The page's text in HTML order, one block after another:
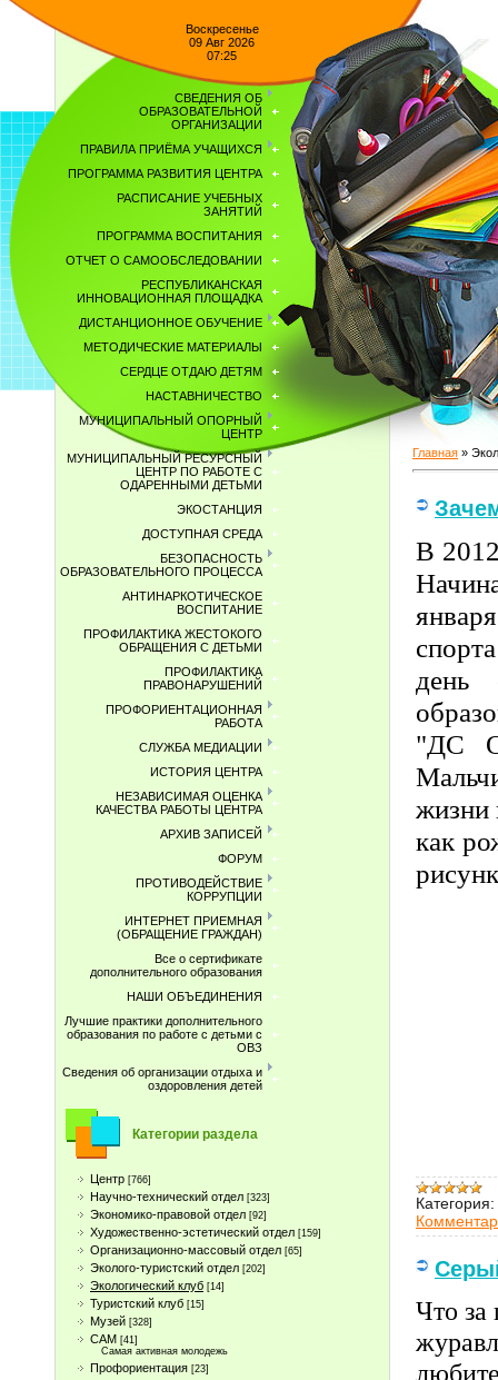
Воскресенье
09 Авг 2026
07:25
СВЕДЕНИЯ ОБ
ОБРАЗОВАТЕЛЬНОЙ
ОРГАНИЗАЦИИ
ПРАВИЛА ПРИЁМА УЧАЩИХСЯ
ПРОГРАММА РАЗВИТИЯ ЦЕНТРА
РАСПИСАНИЕ УЧЕБНЫХ
ЗАНЯТИЙ
ПРОГРАММА ВОСПИТАНИЯ
ОТЧЕТ О САМООБСЛЕДОВАНИИ
РЕСПУБЛИКАНСКАЯ
ИННОВАЦИОННАЯ ПЛОЩАДКА
ДИСТАНЦИОННОЕ ОБУЧЕНИЕ
МЕТОДИЧЕСКИЕ МАТЕРИАЛЫ
СЕРДЦЕ ОТДАЮ ДЕТЯМ
НАСТАВНИЧЕСТВО
МУНИЦИПАЛЬНЫЙ ОПОРНЫЙ
ЦЕНТР
МУНИЦИПАЛЬНЫЙ РЕСУРСНЫЙ
ЦЕНТР ПО РАБОТЕ С
ОДАРЕННЫМИ ДЕТЬМИ
ЭКОСТАНЦИЯ
ДОСТУПНАЯ СРЕДА
БЕЗОПАСНОСТЬ
ОБРАЗОВАТЕЛЬНОГО ПРОЦЕССА
АНТИНАРКОТИЧЕСКОЕ
ВОСПИТАНИЕ
ПРОФИЛАКТИКА ЖЕСТОКОГО
ОБРАЩЕНИЯ С ДЕТЬМИ
ПРОФИЛАКТИКА
ПРАВОНАРУШЕНИЙ
ПРОФОРИЕНТАЦИОННАЯ
РАБОТА
СЛУЖБА МЕДИАЦИИ
ИСТОРИЯ ЦЕНТРА
НЕЗАВИСИМАЯ ОЦЕНКА
КАЧЕСТВА РАБОТЫ ЦЕНТРА
АРХИВ ЗАПИСЕЙ
ФОРУМ
ПРОТИВОДЕЙСТВИЕ
КОРРУПЦИИ
ИНТЕРНЕТ ПРИЕМНАЯ
(ОБРАЩЕНИЕ ГРАЖДАН)
Все о сертификате
дополнительного образования
НАШИ ОБЪЕДИНЕНИЯ
Лучшие практики дополнительного
образования по работе с детьми с
ОВЗ
Сведения об организации отдыха и
оздоровления детей
Категории раздела
Центр [766]
Научно-технический отдел [323]
Экономико-правовой отдел [92]
Художественно-эстетический отдел [159]
Организационно-массовый отдел [65]
Эколого-туристский отдел [202]
Экологический клуб [14]
Туристcкий клуб [15]
Музей [328]
САМ [41]
Самая активная молодежь
Профориентация [23]
Главная »
В
день
"ДС
жизни
как
Категория:
Что за